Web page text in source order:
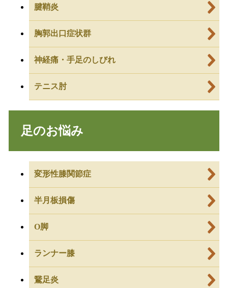
腱鞘炎
胸郭出口症状群
神経痛・手足のしびれ
テニス肘
足のお悩み
変形性膝関節症
半月板損傷
O脚
ランナー膝
鵞足炎